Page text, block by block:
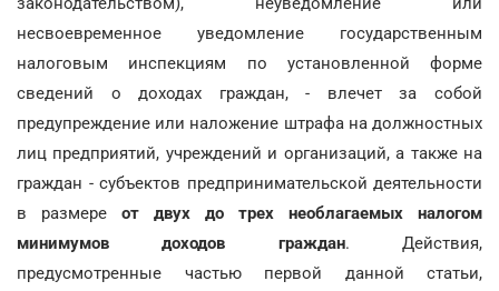
несвоевременное уведомление государственным
налоговым инспекциям по установленной форме
сведений о доходах граждан, - влечет за собой
предупреждение или наложение штрафа на должностных
лиц предприятий, учреждений и организаций, а также на
граждан - субъектов предпринимательской деятельности
в размере от двух до трех необлагаемых налогом
минимумов доходов граждан. Действия,
предусмотренные частью первой данной статьи,